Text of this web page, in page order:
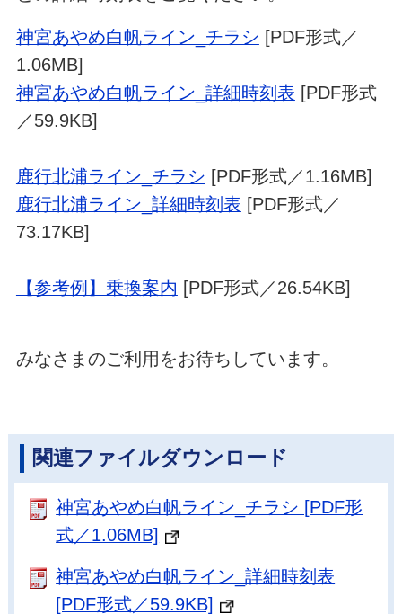
神宮あやめ白帆ライン_チラシ [PDF形式／
1.06MB]
神宮あやめ白帆ライン_詳細時刻表 [PDF形式
／59.9KB]
鹿行北浦ライン_チラシ [PDF形式／1.16MB]
鹿行北浦ライン_詳細時刻表 [PDF形式／
73.17KB]
【参考例】乗換案内 [PDF形式／26.54KB]
みなさまのご利用をお待ちしています。
関連ファイルダウンロード
神宮あやめ白帆ライン_チラシ [PDF形
式／1.06MB]
神宮あやめ白帆ライン_詳細時刻表
[PDF形式／59.9KB]